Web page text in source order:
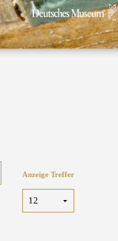
Anzeige Treffer